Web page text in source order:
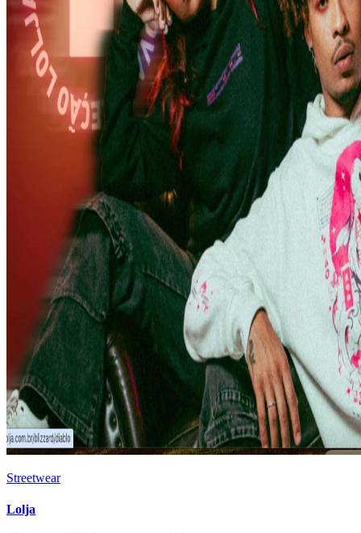
Streetwear
Lolja